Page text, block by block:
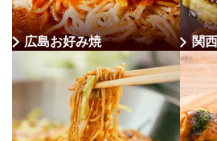
広島お好み焼 関